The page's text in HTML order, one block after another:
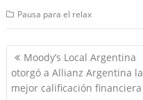
Pausa para el relax
Navegación
de
entradas
Moody’s Local Argentina
otorgó a Allianz Argentina la
mejor calificación financiera